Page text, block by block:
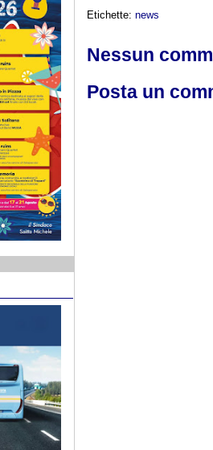
Etichette: news
Nessun
Posta un